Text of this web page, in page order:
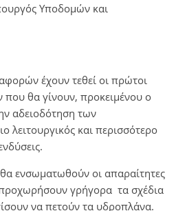
Υποδομών και
έχουν τεθεί οι πρώτοι
θα γίνουν, προκειμένου ο
αδειοδότηση των
λειτουργικός και περισσότερο
ενσωματωθούν οι απαραίτητες
γρήγορα τα σχέδια
να πετούν τα υδροπλάνα.